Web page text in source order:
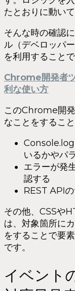
たとおりに動いて
そんな時の確認
ル（デベロッパ
を利用すること
Chrome開発者
利な使い方
このChrome開
なことをするこ
いるかやパ
エラーが発
認する
REST API
その他、CSSや
は、対象箇所に
をすることで要
です。
イベント